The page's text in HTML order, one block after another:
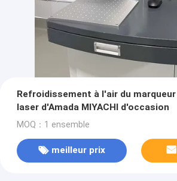
Refroidissement à l'air du marqueur
laser d'Amada MIYACHI d'occasion
MOQ：1 ensemble
meilleur prix